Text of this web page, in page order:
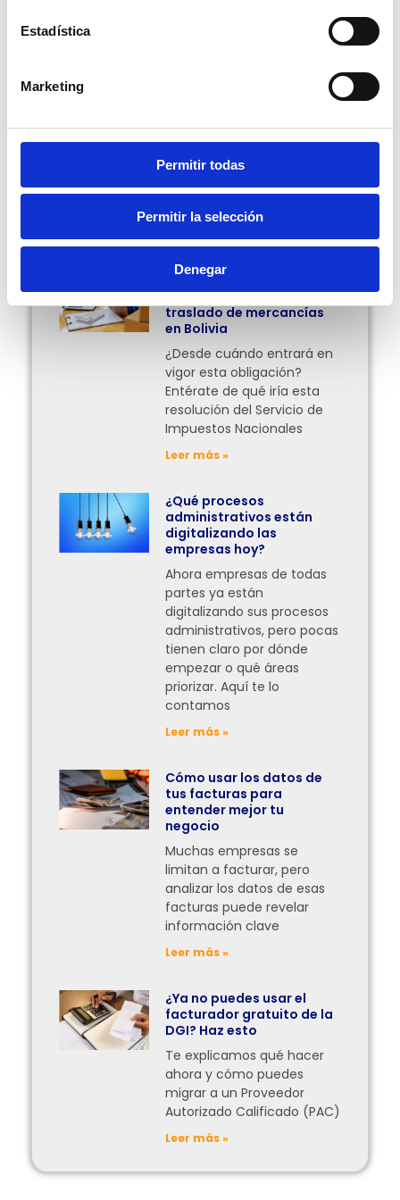
Estadística
Marketing
Permitir todas
Permitir la selección
Denegar
Más Posts
Facturación en línea
obligatoria para el
traslado de mercancías
en Bolivia
¿Desde cuándo entrará en
vigor esta obligación?
Entérate de qué iría esta
resolución del Servicio de
Impuestos Nacionales
Leer más »
¿Qué procesos
administrativos están
digitalizando las
empresas hoy?
Ahora empresas de todas
partes ya están
digitalizando sus procesos
administrativos, pero pocas
tienen claro por dónde
empezar o qué áreas
priorizar. Aquí te lo
contamos
Leer más »
Cómo usar los datos de
tus facturas para
entender mejor tu
negocio
Muchas empresas se
limitan a facturar, pero
analizar los datos de esas
facturas puede revelar
información clave
Leer más »
¿Ya no puedes usar el
facturador gratuito de la
DGI? Haz esto
Te explicamos qué hacer
ahora y cómo puedes
migrar a un Proveedor
Autorizado Calificado (PAC)
Leer más »